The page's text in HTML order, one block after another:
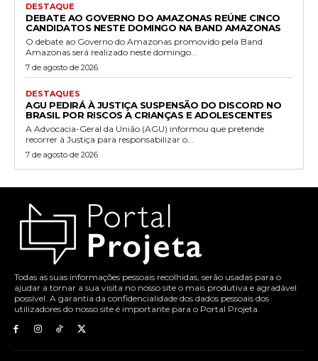
DESTAQUE
DEBATE AO GOVERNO DO AMAZONAS REÚNE CINCO
CANDIDATOS NESTE DOMINGO NA BAND AMAZONAS
O debate ao Governo do Amazonas promovido pela Band
Amazonas será realizado neste domingo...
7 de agosto de 2026
DESTAQUES
AGU PEDIRÁ À JUSTIÇA SUSPENSÃO DO DISCORD NO
BRASIL POR RISCOS A CRIANÇAS E ADOLESCENTES
A Advocacia-Geral da União (AGU) informou que pretende
recorrer à Justiça para responsabilizar o...
7 de agosto de 2026
Todas as suas informações pessoais recolhidas, serão usadas para o
ajudar a tornar a sua visita no nosso site o mais produtiva e agradável
possível. A garantia da confidencialidade dos dados pessoais dos
utilizadores do nosso site é importante para o Portal Projeta.